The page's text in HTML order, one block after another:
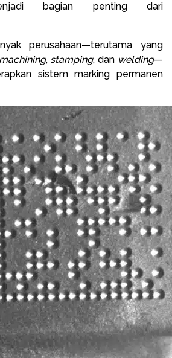
bagian penting dari
perusahaan—terutama yang
machining, stamping, dan welding—
sistem marking permanen